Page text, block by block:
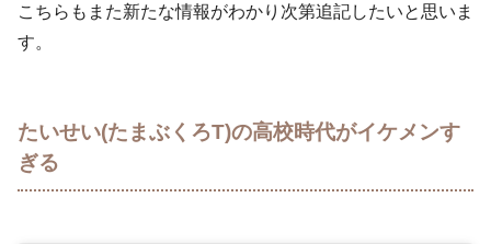
こちらもまた新たな情報がわかり次第追記したいと思いま
す。
たいせい(たまぶくろT)の高校時代がイケメンす
ぎる